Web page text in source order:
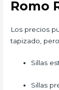
Romo
Los precios
tapizado,
Sillas
Sillas